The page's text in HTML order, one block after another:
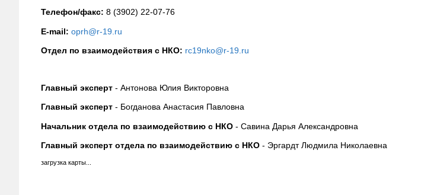
Телефон/факс: 8 (3902) 22-07-76
E-mail: oprh@r-19.ru
Отдел по взаимодействия с НКО: rc19nko@r-19.ru
Главный эксперт - Антонова Юлия Викторовна
Главный эксперт - Богданова Анастасия Павловна
Начальник отдела по взаимодействию с НКО - Савина Дарья Александровна
Главный эксперт отдела по взаимодействию с НКО - Эргардт Людмила Николаевна
загрузка карты...